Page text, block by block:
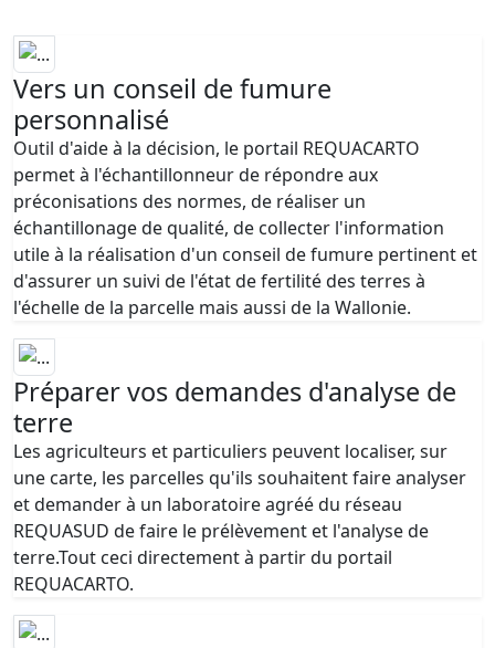
Vers un conseil de fumure
personnalisé
Outil d'aide à la décision, le portail REQUACARTO
permet à l'échantillonneur de répondre aux
préconisations des normes, de réaliser un
échantillonage de qualité, de collecter l'information
utile à la réalisation d'un conseil de fumure pertinent et
d'assurer un suivi de l'état de fertilité des terres à
l'échelle de la parcelle mais aussi de la Wallonie.
Préparer vos demandes d'analyse de
terre
Les agriculteurs et particuliers peuvent localiser, sur
une carte, les parcelles qu'ils souhaitent faire analyser
et demander à un laboratoire agréé du réseau
REQUASUD de faire le prélèvement et l'analyse de
terre.Tout ceci directement à partir du portail
REQUACARTO.